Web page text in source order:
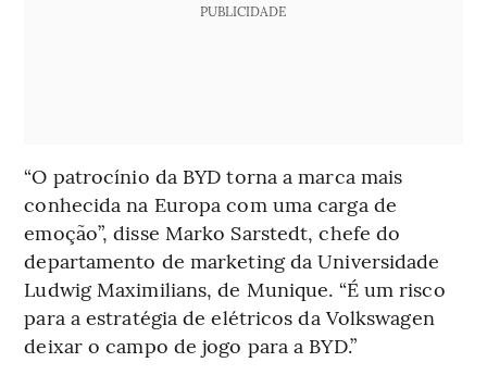
PUBLICIDADE
“O patrocínio da BYD torna a marca mais
conhecida na Europa com uma carga de
emoção”, disse Marko Sarstedt, chefe do
departamento de marketing da Universidade
Ludwig Maximilians, de Munique. “É um risco
para a estratégia de elétricos da Volkswagen
deixar o campo de jogo para a BYD.”